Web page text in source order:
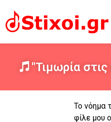
"Τιμωρία στις
Το νόημα
φίλε μου